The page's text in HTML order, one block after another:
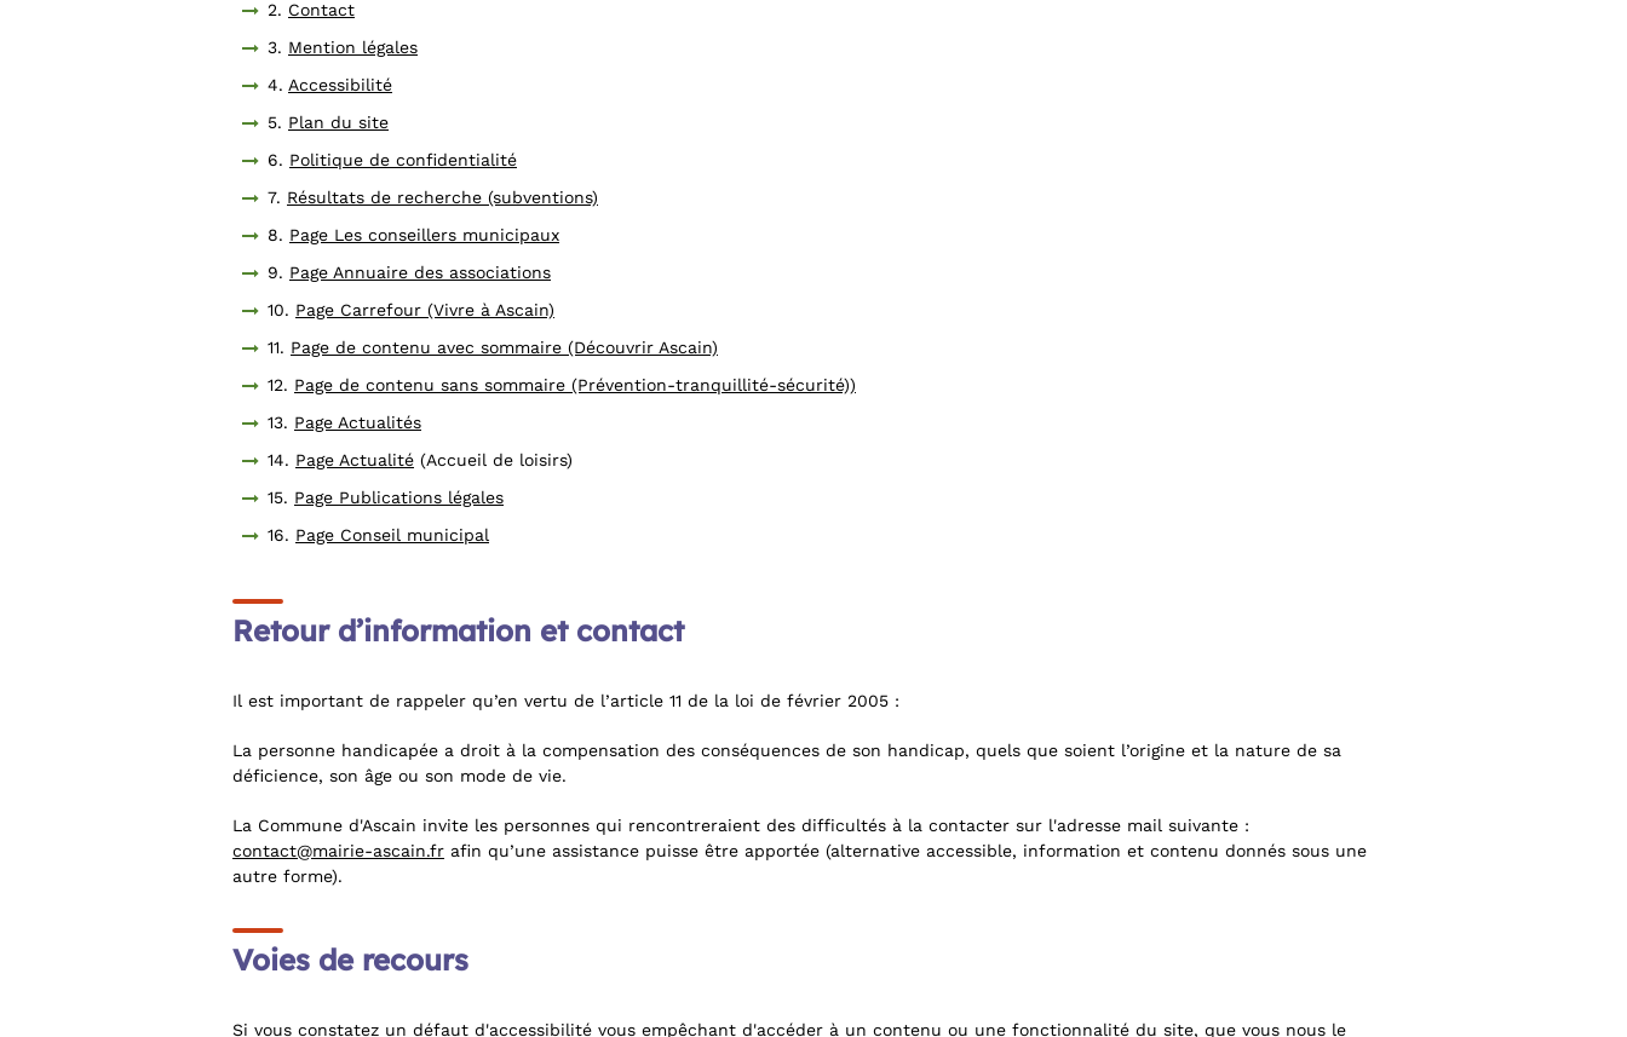
2. Contact
3. Mention légales
4. Accessibilité
5. Plan du site
6. Politique de confidentialité
7. Résultats de recherche (subventions)
8. Page Les conseillers municipaux
9. Page Annuaire des associations
10. Page Carrefour (Vivre à Ascain)
11. Page de contenu avec sommaire (Découvrir Ascain)
12. Page de contenu sans sommaire (Prévention-tranquillité-sécurité))
13. Page Actualités
14. Page Actualité (Accueil de loisirs)
15. Page Publications légales
16. Page Conseil municipal
Retour d’information et contact
Il est important de rappeler qu’en vertu de l’article 11 de la loi de février 2005 :
La personne handicapée a droit à la compensation des conséquences de son handicap, quels que soient l’origine et la nature de sa
déficience, son âge ou son mode de vie.
La Commune d'Ascain invite les personnes qui rencontreraient des difficultés à la contacter sur l'adresse mail suivante :
contact@mairie-ascain.fr afin qu’une assistance puisse être apportée (alternative accessible, information et contenu donnés sous une
autre forme).
Voies de recours
Si vous constatez un défaut d'accessibilité vous empêchant d'accéder à un contenu ou une fonctionnalité du site, que vous nous le